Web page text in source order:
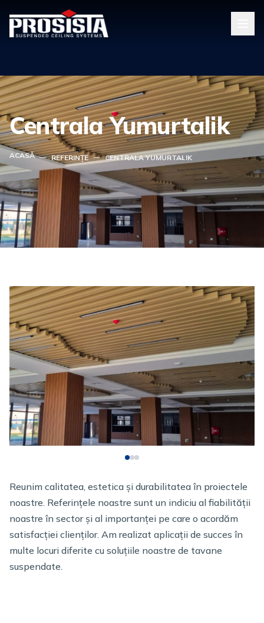
Centrala Yumurtalik
ACASĂ — REFERINȚE — CENTRALA YUMURTALIK
Reunim calitatea, estetica și durabilitatea în proiectele
noastre. Referințele noastre sunt un indiciu al fiabilității
noastre în sector și al importanței pe care o acordăm
satisfacției clienților. Am realizat aplicații de succes în
multe locuri diferite cu soluțiile noastre de tavane
suspendate.